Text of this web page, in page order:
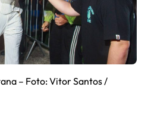
– Foto: Vitor Santos /